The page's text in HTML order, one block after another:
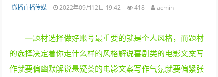
微播直播传媒 2022年09月12日 19:42 418 admin
一题材选择做好账号最重要的就是个人风格，而题材
的选择决定着你走什么样的风格解说喜剧类的电影文案写
作就要偏幽默解说悬疑类的电影文案写作气氛就要偏紧张